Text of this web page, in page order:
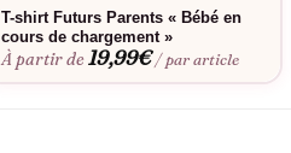
T-shirt Futurs Parents « Bébé en
cours de chargement »
À partir de19,99€ / par article